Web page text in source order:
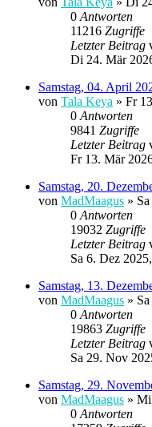
0 Antworten
11216 Zugriffe
Letzter Beitrag
Di 24. Mär
Samstag, 04. April
von Tala Keya » Fr
0 Antworten
9841 Zugriffe
Letzter Beitrag
Fr 13. Mär
Samstag, 20.
von MadMaagus »
0 Antworten
19032 Zugriffe
Letzter Beitrag
Sa 6. Dez
Samstag, 13.
von MadMaagus »
0 Antworten
19863 Zugriffe
Letzter Beitrag
Sa 29. Nov
Samstag, 29.
von MadMaagus »
0 Antworten